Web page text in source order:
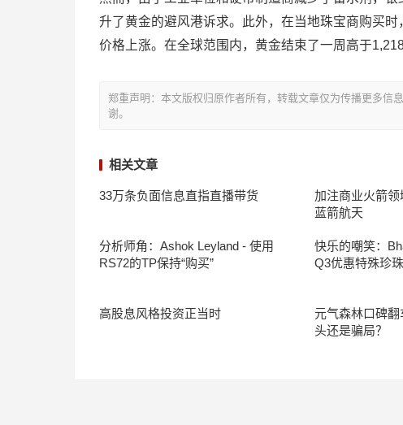
升了黄金的避风港诉求。此外，在当地珠宝商购买
价格上涨。在全球范围内，黄金结束了一周高于
郑重声明：本文版权归原作者所有，转载文章仅为传播更多信
谢。
相关文章
33万条负面信息直指直播带货
加注商业火箭领
蓝箭航天
分析师角：Ashok Leyland - 使用
RS72的TP保持“购买”
快乐的嘲笑：
Q3优惠特殊珍珠
高股息风格投资正当时
元气森林口碑翻
头还是骗局？